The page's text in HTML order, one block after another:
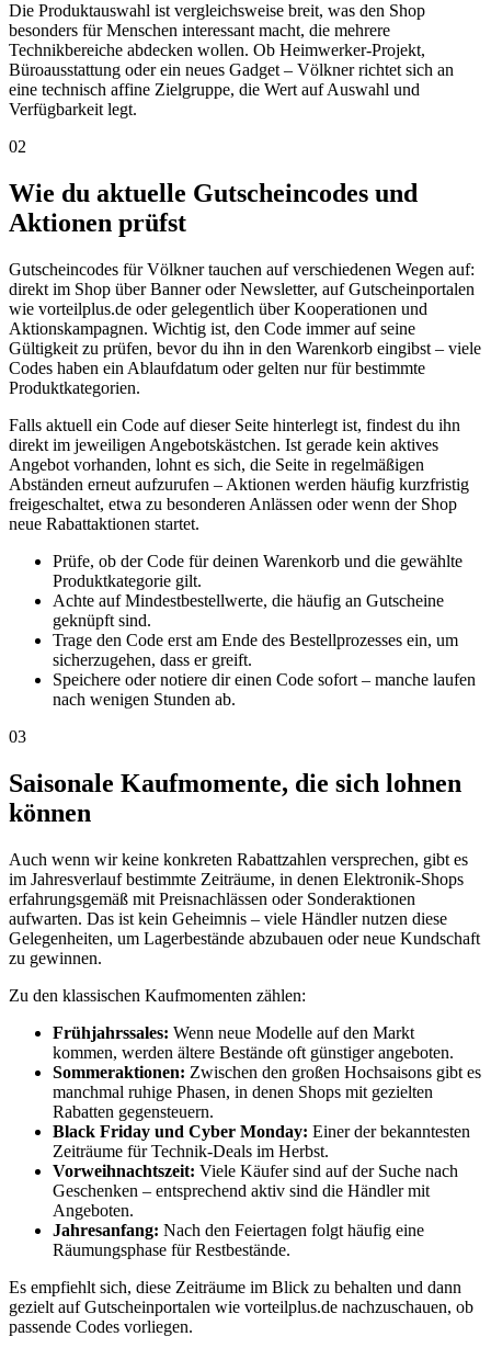
Die Produktauswahl ist vergleichsweise breit, was den Shop
besonders für Menschen interessant macht, die mehrere
Technikbereiche abdecken wollen. Ob Heimwerker-Projekt,
Büroausstattung oder ein neues Gadget – Völkner richtet sich an
eine technisch affine Zielgruppe, die Wert auf Auswahl und
Verfügbarkeit legt.
02
Wie du aktuelle Gutscheincodes und
Aktionen prüfst
Gutscheincodes für Völkner tauchen auf verschiedenen Wegen auf:
direkt im Shop über Banner oder Newsletter, auf Gutscheinportalen
wie vorteilplus.de oder gelegentlich über Kooperationen und
Aktionskampagnen. Wichtig ist, den Code immer auf seine
Gültigkeit zu prüfen, bevor du ihn in den Warenkorb eingibst – viele
Codes haben ein Ablaufdatum oder gelten nur für bestimmte
Produktkategorien.
Falls aktuell ein Code auf dieser Seite hinterlegt ist, findest du ihn
direkt im jeweiligen Angebotskästchen. Ist gerade kein aktives
Angebot vorhanden, lohnt es sich, die Seite in regelmäßigen
Abständen erneut aufzurufen – Aktionen werden häufig kurzfristig
freigeschaltet, etwa zu besonderen Anlässen oder wenn der Shop
neue Rabattaktionen startet.
Prüfe, ob der Code für deinen Warenkorb und die gewählte
Produktkategorie gilt.
Achte auf Mindestbestellwerte, die häufig an Gutscheine
geknüpft sind.
Trage den Code erst am Ende des Bestellprozesses ein, um
sicherzugehen, dass er greift.
Speichere oder notiere dir einen Code sofort – manche laufen
nach wenigen Stunden ab.
03
Saisonale Kaufmomente, die sich lohnen
können
Auch wenn wir keine konkreten Rabattzahlen versprechen, gibt es
im Jahresverlauf bestimmte Zeiträume, in denen Elektronik-Shops
erfahrungsgemäß mit Preisnachlässen oder Sonderaktionen
aufwarten. Das ist kein Geheimnis – viele Händler nutzen diese
Gelegenheiten, um Lagerbestände abzubauen oder neue Kundschaft
zu gewinnen.
Zu den klassischen Kaufmomenten zählen:
Frühjahrssales: Wenn neue Modelle auf den Markt
kommen, werden ältere Bestände oft günstiger angeboten.
Sommeraktionen: Zwischen den großen Hochsaisons gibt es
manchmal ruhige Phasen, in denen Shops mit gezielten
Rabatten gegensteuern.
Black Friday und Cyber Monday: Einer der bekanntesten
Zeiträume für Technik-Deals im Herbst.
Vorweihnachtszeit: Viele Käufer sind auf der Suche nach
Geschenken – entsprechend aktiv sind die Händler mit
Angeboten.
Jahresanfang: Nach den Feiertagen folgt häufig eine
Räumungsphase für Restbestände.
Es empfiehlt sich, diese Zeiträume im Blick zu behalten und dann
gezielt auf Gutscheinportalen wie vorteilplus.de nachzuschauen, ob
passende Codes vorliegen.